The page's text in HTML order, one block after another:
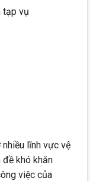
tạp vụ
lĩnh vực vệ
khó khăn
việc của